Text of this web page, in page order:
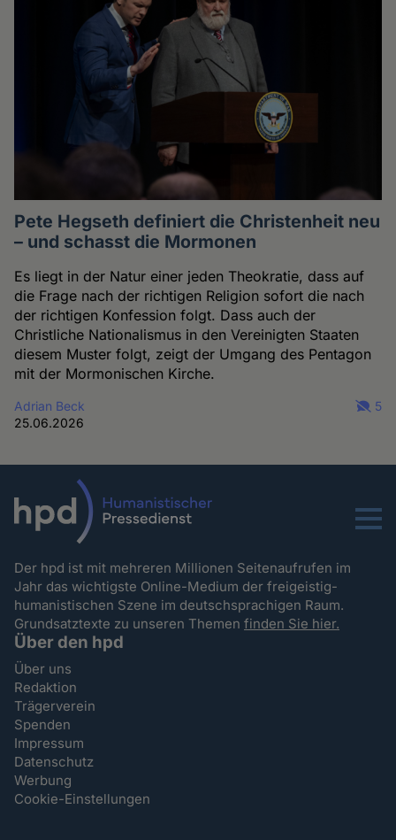
Pete Hegseth definiert die Christenheit neu
– und schasst die Mormonen
Es liegt in der Natur einer jeden Theokratie, dass auf
die Frage nach der richtigen Religion sofort die nach
der richtigen Konfession folgt. Dass auch der
Christliche Nationalismus in den Vereinigten Staaten
diesem Muster folgt, zeigt der Umgang des Pentagon
mit der Mormonischen Kirche.
Adrian Beck
25.06.2026
5
Menu
Der hpd ist mit mehreren Millionen Seitenaufrufen im
Jahr das wichtigste Online-Medium der freigeistig-
humanistischen Szene im deutschsprachigen Raum.
Grundsatztexte zu unseren Themenfinden Sie hier.
Über den hpd
Über uns
Redaktion
Trägerverein
Spenden
Impressum
Datenschutz
Werbung
Cookie-Einstellungen